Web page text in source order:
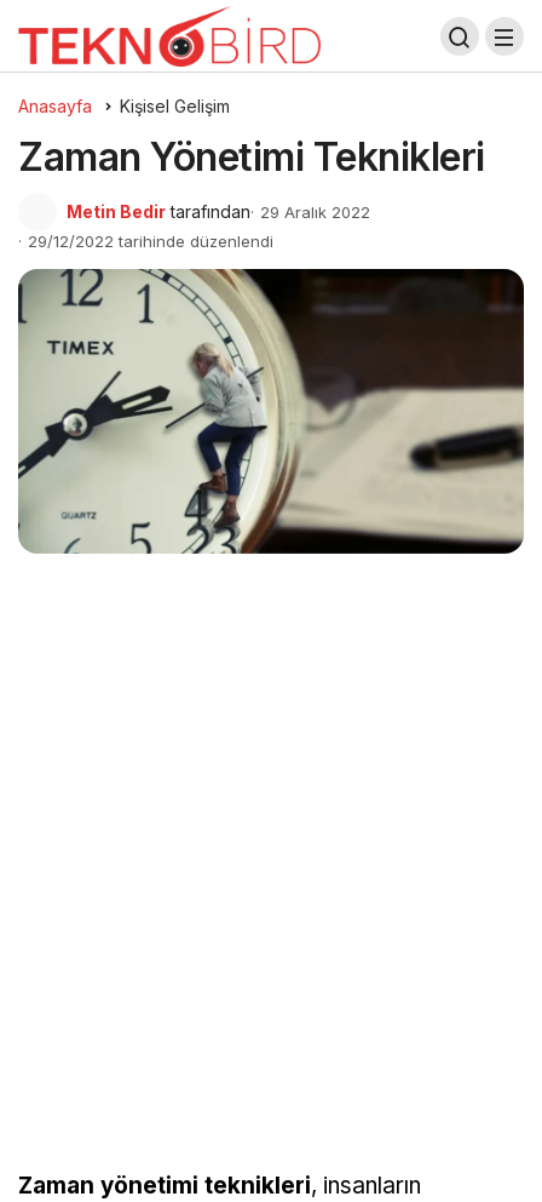
Anasayfa Kişisel Gelişim
Zaman Yönetimi Teknikleri
Metin Bedir tarafından
29 Aralık 2022
29/12/2022 tarihinde düzenlendi
Zaman yönetimi teknikleri, insanların